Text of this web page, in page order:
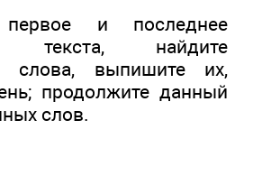
первое и последнее
текста, найдите
слова, выпишите их,
продолжите данный
слов.